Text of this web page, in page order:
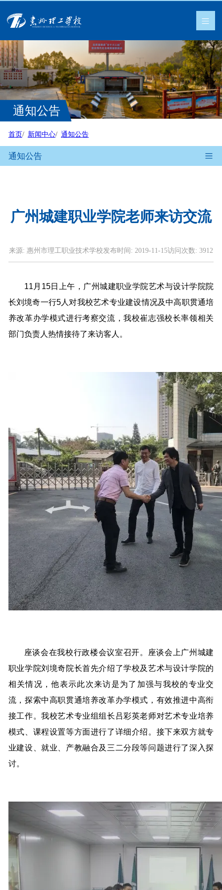
通知公告
首页 新闻中心 通知公告
通知公告
广州城建职业学院老师来访交流
来源: 惠州市理工职业技术学校发布时间: 2019-11-15访问次数: 3912
11月15日上午，广州城建职业学院艺术与设计学院院
长刘境奇一行5人对我校艺术专业建设情况及中高职贯通培
养改革办学模式进行考察交流，我校崔志强校长率领相关
部门负责人热情接待了来访客人。
座谈会在我校行政楼会议室召开。座谈会上广州城建
职业学院刘境奇院长首先介绍了学校及艺术与设计学院的
相关情况，他表示此次来访是为了加强与我校的专业交
流，探索中高职贯通培养改革办学模式，有效推进中高衔
接工作。我校艺术专业组组长吕彩英老师对艺术专业培养
模式、课程设置等方面进行了详细介绍。接下来双方就专
业建设、就业、产教融合及三二分段等问题进行了深入探
讨。